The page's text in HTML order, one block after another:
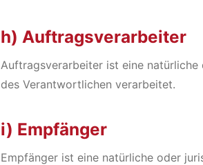
h) Auftragsverarbeiter
Auftragsverarbeiter ist eine natürliche
des Verantwortlichen verarbeitet.
i) Empfänger
Empfänger ist eine natürliche oder